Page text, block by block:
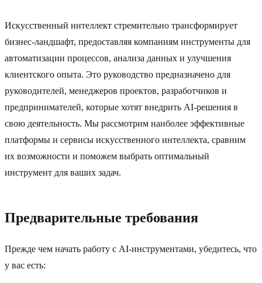
Искусственный интеллект стремительно трансформирует
бизнес-ландшафт, предоставляя компаниям инструменты для
автоматизации процессов, анализа данных и улучшения
клиентского опыта. Это руководство предназначено для
руководителей, менеджеров проектов, разработчиков и
предпринимателей, которые хотят внедрить AI-решения в
свою деятельность. Мы рассмотрим наиболее эффективные
платформы и сервисы искусственного интеллекта, сравним
их возможности и поможем выбрать оптимальный
инструмент для ваших задач.
Предварительные требования
Прежде чем начать работу с AI-инструментами, убедитесь, что
у вас есть: